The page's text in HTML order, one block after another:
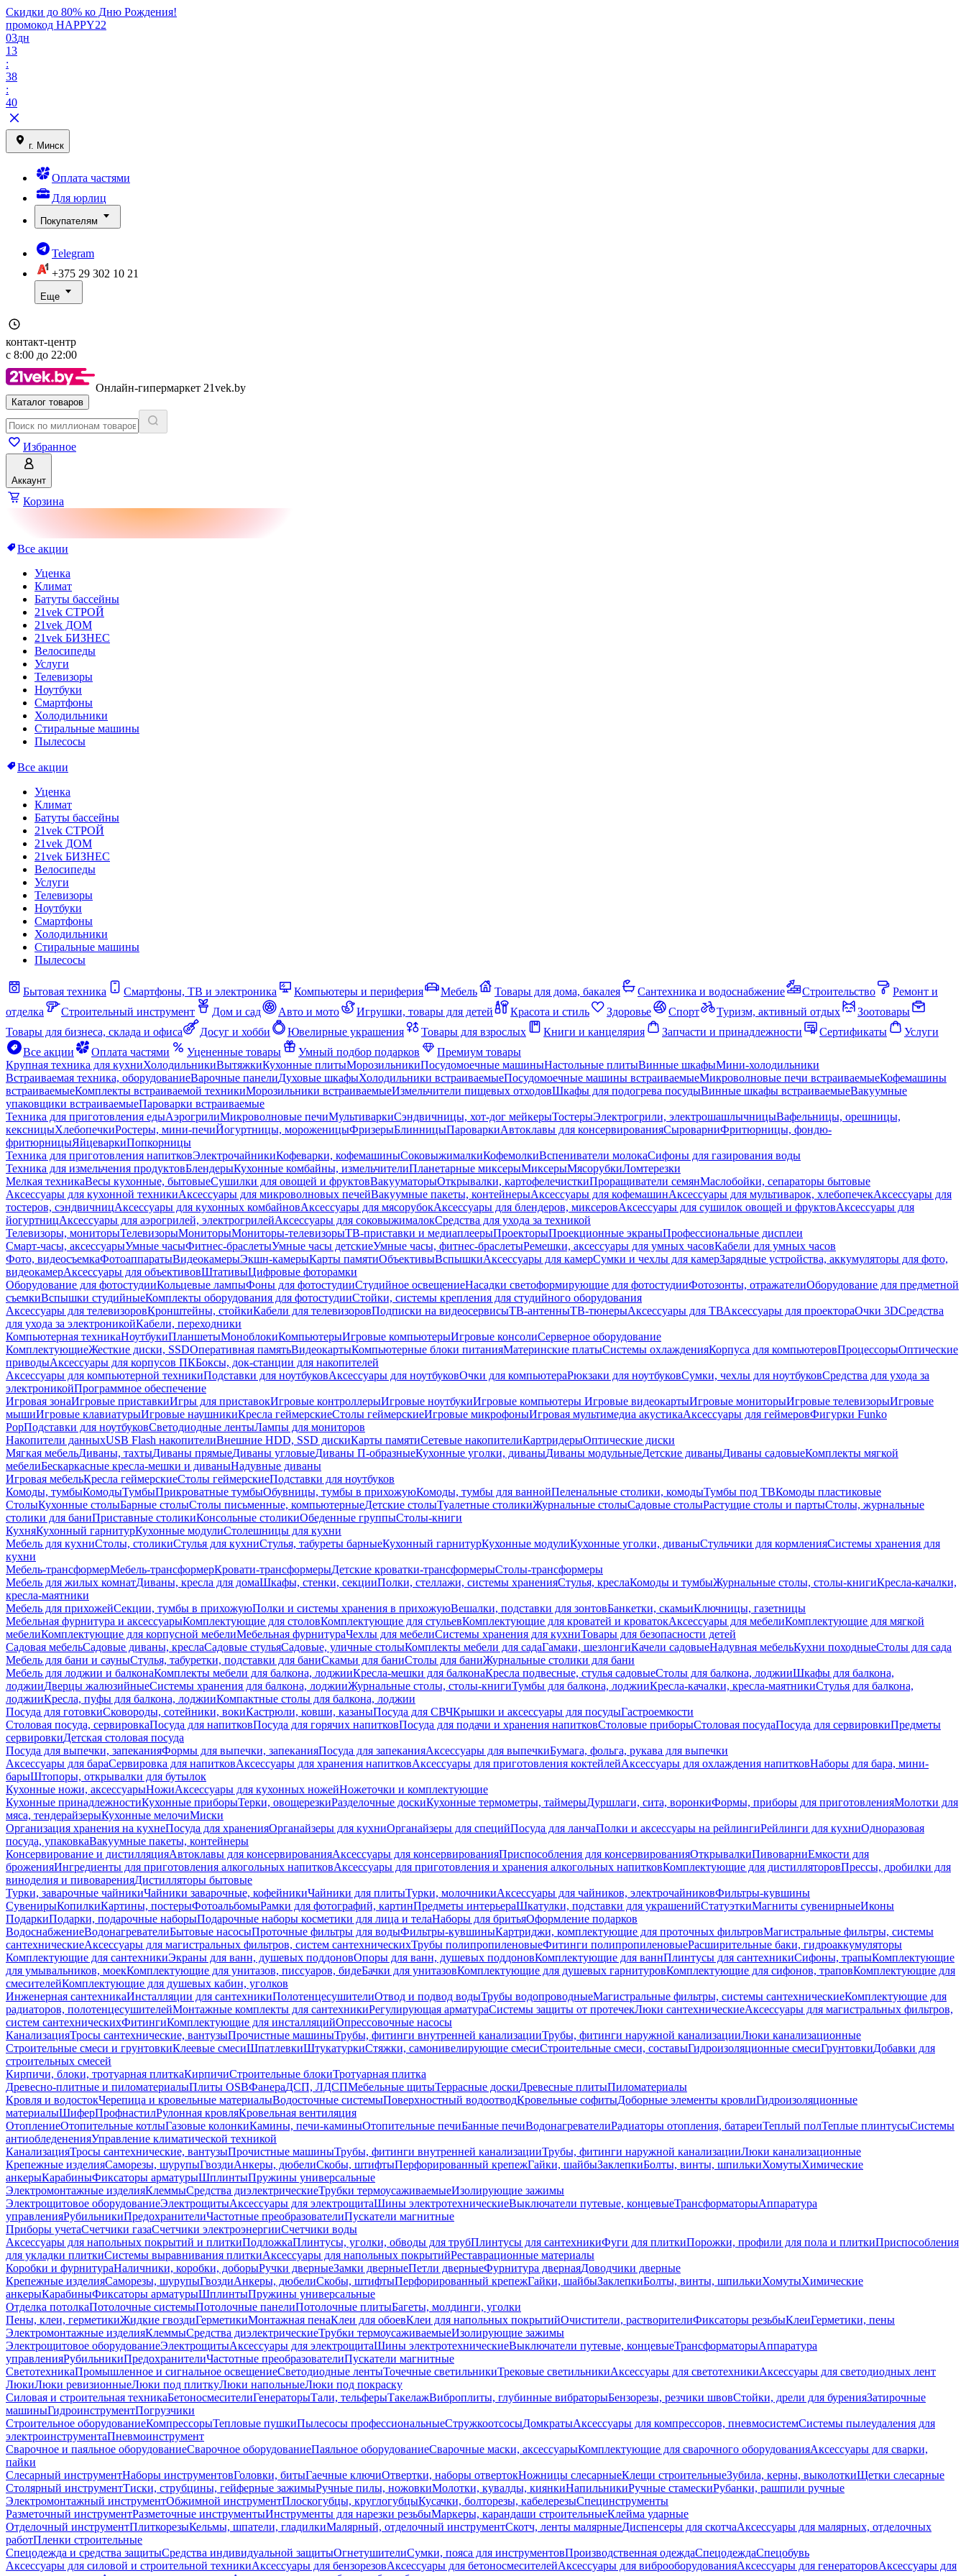
Скидки до 80% ко Дню Рождения!
промокод HAPPY22
03дн
13
:
38
:
40
г. Минск
Оплата частями
Для юрлиц
Покупателям
Telegram
+375 29 302 10 21
Еще
контакт-центр
с 8:00 до 22:00
Онлайн-гипермаркет 21vek.by
Каталог товаров
Избранное
Аккаунт
Корзина
Все акции
Уценка
Климат
Батуты бассейны
21vek СТРОЙ
21vek ДОМ
21vek БИЗНЕС
Велосипеды
Услуги
Телевизоры
Ноутбуки
Смартфоны
Холодильники
Стиральные машины
Пылесосы
Все акции
Уценка
Климат
Батуты бассейны
21vek СТРОЙ
21vek ДОМ
21vek БИЗНЕС
Велосипеды
Услуги
Телевизоры
Ноутбуки
Смартфоны
Холодильники
Стиральные машины
Пылесосы
Бытовая техника Смартфоны, ТВ и электроника Компьютеры и периферия Мебель Товары для дома, бакалея Сантехника и водоснабжение Строительство
Ремонт и
отделка
Строительный инструмент Дом и сад Авто и мото Игрушки, товары для детей Красота и стиль Здоровье Спорт Туризм, активный отдых
Зоотовары
Товары для бизнеса, склада и офиса
Досуг и хобби Ювелирные украшения Товары для взрослых Книги и канцелярия Запчасти и принадлежности Сертификаты
Услуги
Все акции
Оплата частями Уцененные товары Умный подбор подарков
Премиум товары
Крупная техника для кухниХолодильникиВытяжкиКухонные плитыМорозильникиПосудомоечные машиныНастольные плитыВинные шкафыМини-холодильники
Встраиваемая техника, оборудованиеВарочные панелиДуховые шкафыХолодильники встраиваемыеПосудомоечные машины встраиваемыеМикроволновые печи встраиваемыеКофемашины
встраиваемыеКомплекты встраиваемой техникиМорозильники встраиваемыеИзмельчители пищевых отходовШкафы для подогрева посудыВинные шкафы встраиваемыеВакуумные
упаковщики встраиваемыеПароварки встраиваемые
Техника для приготовления едыАэрогрилиМикроволновые печиМультиваркиСэндвичницы, хот-дог мейкерыТостерыЭлектрогрили, электрошашлычницыВафельницы, орешницы,
кексницыХлебопечкиРостеры, мини-печиЙогуртницы, мороженицыФризерыБлинницыПароваркиАвтоклавы для консервированияСыроварниФритюрницы, фондю-
фритюрницыЯйцеваркиПопкорницы
Техника для приготовления напитковЭлектрочайникиКофеварки, кофемашиныСоковыжималкиКофемолкиВспениватели молокаСифоны для газирования воды
Техника для измельчения продуктовБлендерыКухонные комбайны, измельчителиПланетарные миксерыМиксерыМясорубкиЛомтерезки
Мелкая техникаВесы кухонные, бытовыеСушилки для овощей и фруктовВакууматорыОткрывалки, картофелечисткиПроращиватели семянМаслобойки, сепараторы бытовые
Аксессуары для кухонной техникиАксессуары для микроволновых печейВакуумные пакеты, контейнерыАксессуары для кофемашинАксессуары для мультиварок, хлебопечекАксессуары для
тостеров, сэндвичницАксессуары для кухонных комбайновАксессуары для мясорубокАксессуары для блендеров, миксеровАксессуары для сушилок овощей и фруктовАксессуары для
йогуртницАксессуары для аэрогрилей, электрогрилейАксессуары для соковыжималокСредства для ухода за техникой
Телевизоры, мониторыТелевизорыМониторыМониторы-телевизорыТВ-приставки и медиаплеерыПроекторыПроекционные экраныПрофессиональные дисплеи
Смарт-часы, аксессуарыУмные часыФитнес-браслетыУмные часы детскиеУмные часы, фитнес-браслетыРемешки, аксессуары для умных часовКабели для умных часов
Фото, видеосъемкаФотоаппаратыВидеокамерыЭкшн-камерыКарты памятиОбъективыВспышкиАксессуары для камерСумки и чехлы для камерЗарядные устройства, аккумуляторы для фото,
видеокамерАксессуары для объективовШтативыЦифровые фоторамки
Оборудование для фотостудииКольцевые лампыФоны для фотостудииСтудийное освещениеНасадки светоформирующие для фотостудииФотозонты, отражателиОборудование для предметной
съемкиВспышки студийныеКомплекты оборудования для фотостудииСтойки, системы крепления для студийного оборудования
Аксессуары для телевизоровКронштейны, стойкиКабели для телевизоровПодписки на видеосервисыТВ-антенныТВ-тюнерыАксессуары для ТВАксессуары для проектораОчки 3DСредства
для ухода за электроникойКабели, переходники
Компьютерная техникаНоутбукиПланшетыМоноблокиКомпьютерыИгровые компьютерыИгровые консолиСерверное оборудование
КомплектующиеЖесткие диски, SSDОперативная памятьВидеокартыКомпьютерные блоки питанияМатеринские платыСистемы охлажденияКорпуса для компьютеровПроцессорыОптические
приводыАксессуары для корпусов ПКБоксы, док-станции для накопителей
Аксессуары для компьютерной техникиПодставки для ноутбуковАксессуары для ноутбуковОчки для компьютераРюкзаки для ноутбуковСумки, чехлы для ноутбуковСредства для ухода за
электроникойПрограммное обеспечение
Игровая зонаИгровые приставкиИгры для приставокИгровые контроллерыИгровые ноутбукиИгровые компьютеры Игровые видеокартыИгровые мониторыИгровые телевизорыИгровые
мышиИгровые клавиатурыИгровые наушникиКресла геймерскиеСтолы геймерскиеИгровые микрофоныИгровая мультимедиа акустикаАксессуары для геймеровФигурки Funko
PopПодставки для ноутбуковСветодиодные лентыЛампы для мониторов
Накопители данныхUSB Flash накопителиВнешние HDD, SSD дискиКарты памятиСетевые накопителиКартридерыОптические диски
Мягкая мебельДиваны, тахтыДиваны прямыеДиваны угловыеДиваны П-образныеКухонные уголки, диваныДиваны модульныеДетские диваныДиваны садовыеКомплекты мягкой
мебелиБескаркасные кресла-мешки и диваныНадувные диваны
Игровая мебельКресла геймерскиеСтолы геймерскиеПодставки для ноутбуков
Комоды, тумбыКомодыТумбыПрикроватные тумбыОбувницы, тумбы в прихожуюКомоды, тумбы для ваннойПеленальные столики, комодыТумбы под ТВКомоды пластиковые
СтолыКухонные столыБарные столыСтолы письменные, компьютерныеДетские столыТуалетные столикиЖурнальные столыСадовые столыРастущие столы и партыСтолы, журнальные
столики для баниПриставные столикиКонсольные столикиОбеденные группыСтолы-книги
КухняКухонный гарнитурКухонные модулиСтолешницы для кухни
Мебель для кухниСтолы, столикиСтулья для кухниСтулья, табуреты барныеКухонный гарнитурКухонные модулиКухонные уголки, диваныСтульчики для кормленияСистемы хранения для
кухни
Мебель-трансформерМебель-трансформерКровати-трансформерыДетские кроватки-трансформерыСтолы-трансформеры
Мебель для жилых комнатДиваны, кресла для домаШкафы, стенки, секцииПолки, стеллажи, системы храненияСтулья, креслаКомоды и тумбыЖурнальные столы, столы-книгиКресла-качалки,
кресла-маятники
Мебель для прихожейСекции, тумбы в прихожуюПолки и системы хранения в прихожуюВешалки, подставки для зонтовБанкетки, скамьиКлючницы, газетницы
Мебельная фурнитура и аксессуарыКомплектующие для столовКомплектующие для стульевКомплектующие для кроватей и кроватокАксессуары для мебелиКомплектующие для мягкой
мебелиКомплектующие для корпусной мебелиМебельная фурнитураЧехлы для мебелиСистемы хранения для кухниТовары для безопасности детей
Садовая мебельСадовые диваны, креслаСадовые стульяСадовые, уличные столыКомплекты мебели для садаГамаки, шезлонгиКачели садовыеНадувная мебельКухни походныеСтолы для сада
Мебель для бани и сауныСтулья, табуретки, подставки для баниСкамьи для баниСтолы для баниЖурнальные столики для бани
Мебель для лоджии и балконаКомплекты мебели для балкона, лоджииКресла-мешки для балконаКресла подвесные, стулья садовыеСтолы для балкона, лоджииШкафы для балкона,
лоджииДверцы жалюзийныеСистемы хранения для балкона, лоджииЖурнальные столы, столы-книгиТумбы для балкона, лоджииКресла-качалки, кресла-маятникиСтулья для балкона,
лоджииКресла, пуфы для балкона, лоджииКомпактные столы для балкона, лоджии
Посуда для готовкиСковороды, сотейники, вокиКастрюли, ковши, казаныПосуда для СВЧКрышки и аксессуары для посудыГастроемкости
Столовая посуда, сервировкаПосуда для напитковПосуда для горячих напитковПосуда для подачи и хранения напитковСтоловые приборыСтоловая посудаПосуда для сервировкиПредметы
сервировкиДетская столовая посуда
Посуда для выпечки, запеканияФормы для выпечки, запеканияПосуда для запеканияАксессуары для выпечкиБумага, фольга, рукава для выпечки
Аксессуары для бараСервировка для напитковАксессуары для хранения напитковАксессуары для приготовления коктейлейАксессуары для охлаждения напитковНаборы для бара, мини-
барыШтопоры, открывалки для бутылок
Кухонные ножи, аксессуарыНожиАксессуары для кухонных ножейНожеточки и комплектующие
Кухонные принадлежностиКухонные приборыТерки, овощерезкиРазделочные доскиКухонные термометры, таймерыДуршлаги, сита, воронкиФормы, приборы для приготовленияМолотки для
мяса, тендерайзерыКухонные мелочиМиски
Организация хранения на кухнеПосуда для храненияОрганайзеры для кухниОрганайзеры для специйПосуда для ланчаПолки и аксессуары на рейлингиРейлинги для кухниОдноразовая
посуда, упаковкаВакуумные пакеты, контейнеры
Консервирование и дистилляцияАвтоклавы для консервированияАксессуары для консервированияПриспособления для консервированияОткрывалкиПивоварниЕмкости для
броженияИнгредиенты для приготовления алкогольных напитковАксессуары для приготовления и хранения алкогольных напитковКомплектующие для дистилляторовПрессы, дробилки для
виноделия и пивоваренияДистилляторы бытовые
Турки, заварочные чайникиЧайники заварочные, кофейникиЧайники для плитыТурки, молочникиАксессуары для чайников, электрочайниковФильтры-кувшины
СувенирыКопилкиКартины, постерыФотоальбомыРамки для фотографий, картинПредметы интерьераШкатулки, подставки для украшенийСтатуэткиМагниты сувенирныеИконы
ПодаркиПодарки, подарочные наборыПодарочные наборы косметики для лица и телаНаборы для бритьяОформление подарков
ВодоснабжениеВодонагревателиБытовые насосыПроточные фильтры для водыФильтры-кувшиныКартриджи, комплектующие для проточных фильтровМагистральные фильтры, системы
сантехническиеАксессуары для магистральных фильтров, систем сантехническихТрубы полипропиленовыеФитинги полипропиленовыеРасширительные баки, гидроаккумуляторы
Комплектующие для сантехникиЭкраны для ванн, душевых поддоновОпоры для ванн, душевых поддоновКомплектующие для ваннПлинтусы для сантехникиСифоны, трапыКомплектующие
для умывальников, моекКомплектующие для унитазов, писсуаров, бидеБачки для унитазовКомплектующие для душевых гарнитуровКомплектующие для сифонов, траповКомплектующие для
смесителейКомплектующие для душевых кабин, уголков
Инженерная сантехникаИнсталляции для сантехникиПолотенцесушителиОтвод и подвод водыТрубы водопроводныеМагистральные фильтры, системы сантехническиеКомплектующие для
радиаторов, полотенцесушителейМонтажные комплекты для сантехникиРегулирующая арматураСистемы защиты от протечекЛюки сантехническиеАксессуары для магистральных фильтров,
систем сантехническихФитингиКомплектующие для инсталляцийОпрессовочные насосы
КанализацияТросы сантехнические, вантузыПрочистные машиныТрубы, фитинги внутренней канализацииТрубы, фитинги наружной канализацииЛюки канализационные
Строительные смеси и грунтовкиКлеевые смесиШпатлевкиШтукатуркиСтяжки, самонивелирующие смесиСтроительные смеси, составыГидроизоляционные смесиГрунтовкиДобавки для
строительных смесей
Кирпичи, блоки, тротуарная плиткаКирпичиСтроительные блокиТротуарная плитка
Древесно-плитные и пиломатериалыПлиты OSBФанераДСП, ЛДСПМебельные щитыТеррасные доскиДревесные плитыПиломатериалы
Кровля и водостокЧерепица и кровельные материалыВодосточные системыПоверхностный водоотводКровельные софитыДоборные элементы кровлиГидроизоляционные
материалыШиферПрофнастилРулонная кровляКровельная вентиляция
ОтоплениеОтопительные котлыГазовые колонкиКамины, печи-каминыОтопительные печиБанные печиВодонагревателиРадиаторы отопления, батареиТеплый полТеплые плинтусыСистемы
антиобледененияУправление климатической техникой
КанализацияТросы сантехнические, вантузыПрочистные машиныТрубы, фитинги внутренней канализацииТрубы, фитинги наружной канализацииЛюки канализационные
Крепежные изделияСаморезы, шурупыГвоздиАнкеры, дюбелиСкобы, штифтыПерфорированный крепежГайки, шайбыЗаклепкиБолты, винты, шпилькиХомутыХимические
анкерыКарабиныФиксаторы арматурыШплинтыПружины универсальные
Электромонтажные изделияКлеммыСредства диэлектрическиеТрубки термоусаживаемыеИзолирующие зажимы
Электрощитовое оборудованиеЭлектрощитыАксессуары для электрощитаШины электротехническиеВыключатели путевые, концевыеТрансформаторыАппаратура
управленияРубильникиПредохранителиЧастотные преобразователиПускатели магнитные
Приборы учетаСчетчики газаСчетчики электроэнергииСчетчики воды
Аксессуары для напольных покрытий и плиткиПодложкаПлинтусы, уголки, обводы для трубПлинтусы для сантехникиФуги для плиткиПорожки, профили для пола и плиткиПриспособления
для укладки плиткиСистемы выравнивания плиткиАксессуары для напольных покрытийРеставрационные материалы
Коробки и фурнитураНаличники, коробки, доборыРучки дверныеЗамки дверныеПетли дверныеФурнитура двернаяДоводчики дверные
Крепежные изделияСаморезы, шурупыГвоздиАнкеры, дюбелиСкобы, штифтыПерфорированный крепежГайки, шайбыЗаклепкиБолты, винты, шпилькиХомутыХимические
анкерыКарабиныФиксаторы арматурыШплинтыПружины универсальные
Отделка потолкаПотолочные системыПотолочные панелиПотолочные плитыБагеты, молдинги, уголки
Пены, клеи, герметикиЖидкие гвоздиГерметикиМонтажная пенаКлеи для обоевКлеи для напольных покрытийОчистители, растворителиФиксаторы резьбыКлеиГерметики, пены
Электромонтажные изделияКлеммыСредства диэлектрическиеТрубки термоусаживаемыеИзолирующие зажимы
Электрощитовое оборудованиеЭлектрощитыАксессуары для электрощитаШины электротехническиеВыключатели путевые, концевыеТрансформаторыАппаратура
управленияРубильникиПредохранителиЧастотные преобразователиПускатели магнитные
СветотехникаПромышленное и сигнальное освещениеСветодиодные лентыТочечные светильникиТрековые светильникиАксессуары для светотехникиАксессуары для светодиодных лент
ЛюкиЛюки ревизионныеЛюки под плиткуЛюки напольныеЛюки под покраску
Силовая и строительная техникаБетоносмесителиГенераторыТали, тельферыТакелажВиброплиты, глубинные вибраторыБензорезы, резчики швовСтойки, дрели для буренияЗатирочные
машиныГидроинструментПогрузчики
Строительное оборудованиеКомпрессорыТепловые пушкиПылесосы профессиональныеСтружкоотсосыДомкратыАксессуары для компрессоров, пневмосистемСистемы пылеудаления для
электроинструментаПневмоинструмент
Сварочное и паяльное оборудованиеСварочное оборудованиеПаяльное оборудованиеСварочные маски, аксессуарыКомплектующие для сварочного оборудованияАксессуары для сварки,
пайки
Слесарный инструментНаборы инструментовГоловки, битыГаечные ключиОтвертки, наборы отвертокНожницы слесарныеКлещи строительныеЗубила, керны, выколоткиЩетки слесарные
Столярный инструментТиски, струбцины, гейферные зажимыРучные пилы, ножовкиМолотки, кувалды, киянкиНапильникиРучные стамескиРубанки, рашпили ручные
Электромонтажный инструментОбжимной инструментПлоскогубцы, круглогубцыКусачки, болторезы, кабелерезыСпецинструменты
Разметочный инструментРазметочные инструментыИнструменты для нарезки резьбыМаркеры, карандаши строительныеКлейма ударные
Отделочный инструментПлиткорезыКельмы, шпатели, гладилкиМалярный, отделочный инструментСкотч, ленты малярныеДиспенсеры для скотчаАксессуары для малярных, отделочных
работПленки строительные
Спецодежда и средства защитыСредства индивидуальной защитыОгнетушителиСумки, пояса для инструментовПроизводственная одеждаСпецодеждаСпецобувь
Аксессуары для силовой и строительной техникиАксессуары для бензорезовАксессуары для бетоносмесителейАксессуары для виброоборудованияАксессуары для генераторовАксессуары для